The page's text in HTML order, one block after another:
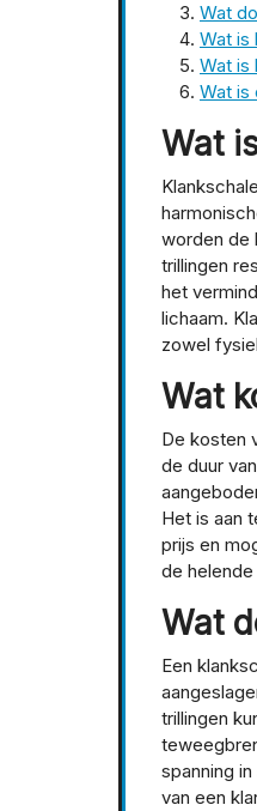
Wat
Wat is
Wat is
Wat is
Wat
worden de
trillingen
het
lichaam.
zowel
Wat
De kosten
de duur
Het is aan
prijs en
de
Wat
Een
trillingen
spanning
van een